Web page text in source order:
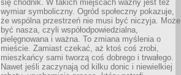
się chodnik. W takich miejscach ważny jest też
wymiar symboliczny. Ogród społeczny pokazuje,
że wspólna przestrzeń nie musi być niczyja. Może
być nasza, czyli współodpowiedzialna,
pielęgnowana i ważna. To zmiana myślenia o
mieście. Zamiast czekać, aż ktoś coś zrobi,
mieszkańcy sami tworzą coś dobrego i trwałego.
Nawet jeśli zaczynają od kilku donic i niewielkiej